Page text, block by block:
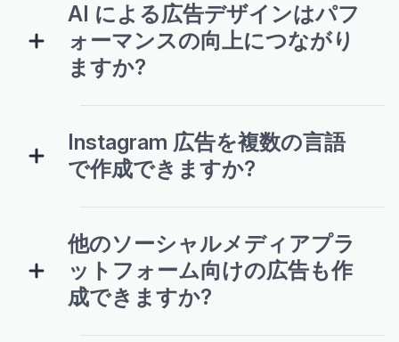
AI による広告デザインはパフ
ォーマンスの向上につながり
ますか?
Instagram 広告を複数の言語
で作成できますか?
他のソーシャルメディアプラ
ットフォーム向けの広告も作
成できますか?